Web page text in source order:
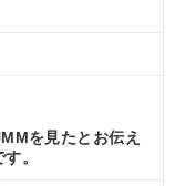
を見たとお伝え
。